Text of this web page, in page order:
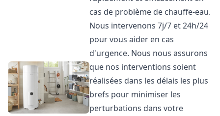
cas de problème de chauffe-eau.
Nous intervenons 7j/7 et 24h/24
pour vous aider en cas
d'urgence. Nous nous assurons
que nos interventions soient
réalisées dans les délais les plus
brefs pour minimiser les
perturbations dans votre